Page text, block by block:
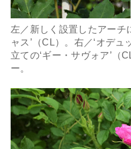
左／新しく設置したアーチ
ャス’（CL）。右／‘オデ
立ての‘ギー・サヴォア’（
ー。